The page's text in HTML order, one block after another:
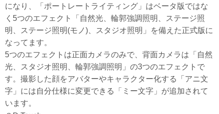
になり、「ポートレートライティング」はベータ版ではな
く5つのエフェクト「自然光、輪郭強調照明、ステージ照
明、ステージ照明(モノ)、スタジオ照明」を備えた正式版に
なってます。
5つのエフェクトは正面カメラのみで、背面カメラは「自然
光、スタジオ照明、輪郭強調照明」の3つのエフェクトで
す。撮影した顔をアバターやキャラクター化する「アニ文
字」には自分仕様に変更できる「ミー文字」が追加されて
います。